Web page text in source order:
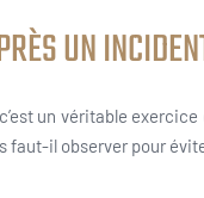
UN
un véritable
faut-il observer pour